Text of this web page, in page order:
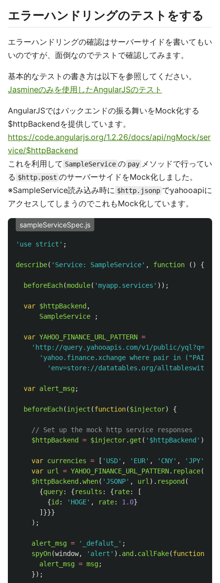
エラーハンドリングのテストをする
エラーハンドリングの確認はサーバーサイドを書いてもい
いのですが、面倒なのでテストで確認してみます。
基本的なテストの書き方は以下を参照してください。
Jasmineのみを使用したAngularJSのテスト
AngularJSではバックエンドの振る舞いをMock化する
$httpBackendを提供しています。
https://code.angularjs.org/1.2.26/docs/api/ngMock/ser
vice/$httpBackend
これを利用して SampleService の pay メソッドで行ってい
る $http.post のサーバーサイドをMock化しました。
※SampleService読み込み時に $http.jsonp でyahooapiに
アクセスしてしまうのでこれもMock化しています。
sampleServiceSpec.js
' use strict ' ;
describe( ' Service: SampleService' , function () {
beforeEach(module( 'myapp.services ' ));
var $httpBackend ,
SampleService
;
var YAHOO_FINANCE_URL_PATTERN =
' http://query.yahooapis.com/v1/public/
' yahoo.finance.xchange where pair in
' env=store://datatables.org/
var alert_msg;
beforeEach(inject (function($injector) {
// Set up the mock http service responses
$httpBackend
= $injector. get ( ' $httpBackend ' );
var currencies = [ ' USD' , ' EUR' , ' CNY' , 'JPY'
var url = YAHOO_FINANCE_URL_PATTERN. replace(
$httpBackend .when( 'JSONP' , url ). respond (
{query: {results : {rate:
[
{id : ' HOGE' , rate: 1.0}
]}}}
);
alert_msg = ' _defalut_ ' ;
spyOn(window, ' alert ' ). and . callFake(function
alert_msg = msg;
});